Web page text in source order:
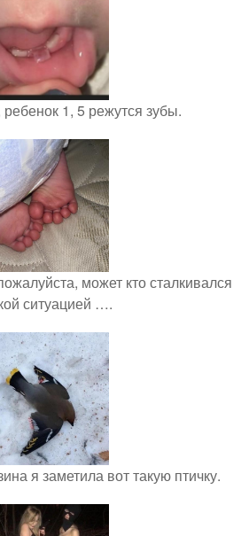
1, 5 режутся зубы.
может кто сталкивался
ситуацией ….
я заметила вот такую птичку.